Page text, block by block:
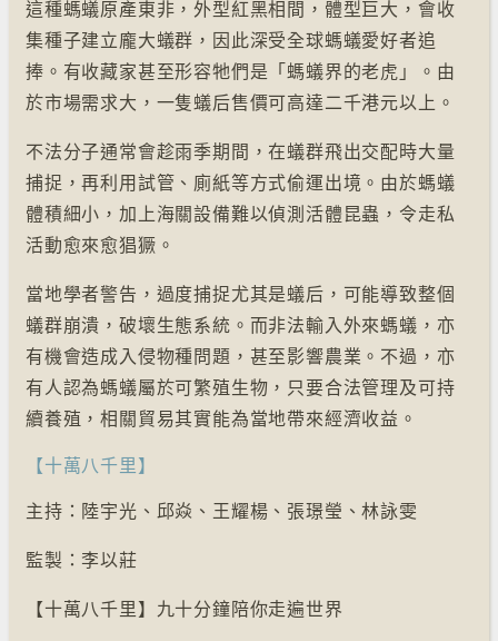
這種螞蟻原產東非，外型紅黑相間，體型巨大，會收
集種子建立龐大蟻群，因此深受全球螞蟻愛好者追
捧。有收藏家甚至形容牠們是「螞蟻界的老虎」。由
於市場需求大，一隻蟻后售價可高達二千港元以上。
不法分子通常會趁雨季期間，在蟻群飛出交配時大量
捕捉，再利用試管、廁紙等方式偷運出境。由於螞蟻
體積細小，加上海關設備難以偵測活體昆蟲，令走私
活動愈來愈猖獗。
當地學者警告，過度捕捉尤其是蟻后，可能導致整個
蟻群崩潰，破壞生態系統。而非法輸入外來螞蟻，亦
有機會造成入侵物種問題，甚至影響農業。不過，亦
有人認為螞蟻屬於可繁殖生物，只要合法管理及可持
續養殖，相關貿易其實能為當地帶來經濟收益。
【十萬八千里】
主持：陸宇光、邱焱、王耀楊、張璟瑩、林詠雯
監製：李以莊
【十萬八千里】九十分鐘陪你走遍世界